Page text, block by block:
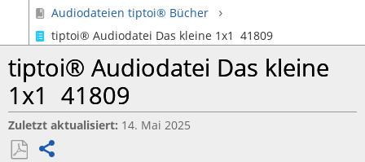
Audiodateien tiptoi® Bücher
tiptoi® Audiodatei Das kleine 1x1 41809
tiptoi® Audiodatei Das kleine
1x1 41809
Zuletzt aktualisiert 14. Mai 2025